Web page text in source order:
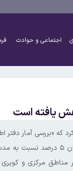
اجتماعی و حوادث
یافته است
که «بررسی آمار
از آن دارد که ورودی آب به سدهای کشور در
مرکزی و